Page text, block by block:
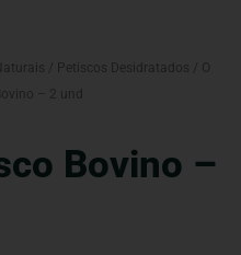
Petiscos Desidratados
– 2 und
Bovino –